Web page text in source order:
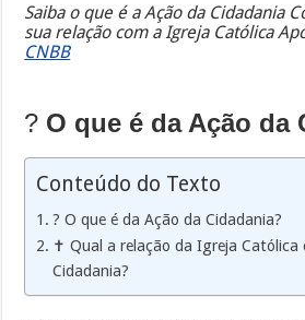
Saiba o que é a Ação da Cidadania
sua relação com a Igreja Católica
CNBB
? O que é da Ação da
Conteúdo do Texto
? O que é da Ação da Cidadania?
✝️ Qual a relação da Igreja Católica
Cidadania?